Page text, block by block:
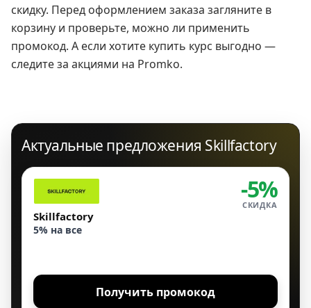
скидку. Перед оформлением заказа загляните в
корзину и проверьте, можно ли применить
промокод. А если хотите купить курс выгодно —
следите за акциями на Promko.
Актуальные предложения Skillfactory
-5%
СКИДКА
Skillfactory
5% на все
Получить промокод